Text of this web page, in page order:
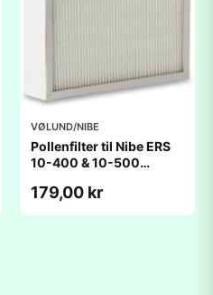
VØLUND/NIBE
Pollenfilter til Nibe ERS
10-400 & 10-500
179,00 kr